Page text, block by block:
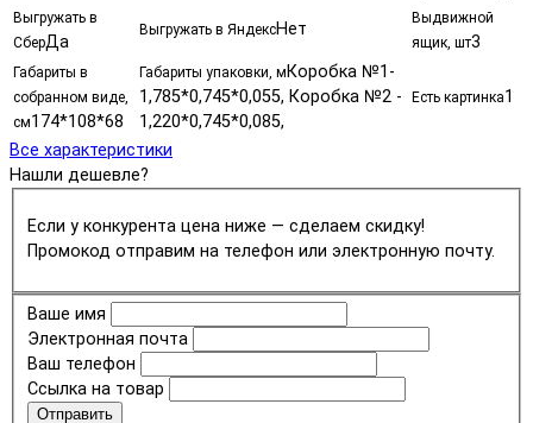
Выгружать в
СберДа
Выгружать в ЯндексНет
Выдвижной
ящик, шт3
Габариты в
собранном виде,
см174*108*68
Габариты упаковки, м Коробка №1-
1,785*0,745*0,055, Коробка №2 -
1,220*0,745*0,085,
Есть картинка1
Все характеристики
Нашли дешевле?
Если у конкурента цена ниже — сделаем скидку!
Промокод отправим на телефон или электронную почту.
Ваше имя
Электронная почта
Ваш телефон
Ссылка на товар
Отправить